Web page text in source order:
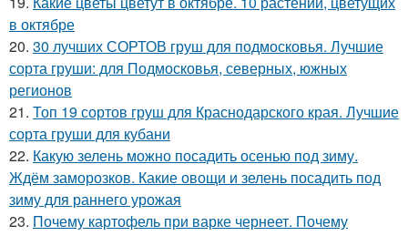
в октябре
20. 30 лучших СОРТОВ груш для подмосковья. Лучшие
сорта груши: для Подмосковья, северных, южных
регионов
21. Топ 19 сортов груш для Краснодарского края. Лучшие
сорта груши для кубани
22. Какую зелень можно посадить осенью под зиму.
Ждём заморозков. Какие овощи и зелень посадить под
зиму для раннего урожая
23. Почему картофель при варке чернеет. Почему